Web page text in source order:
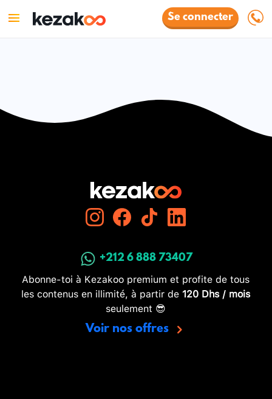
Se connecter
+212 6 888 73407
Abonne-toi à Kezakoo premium et profite de tous
les contenus en illimité, à partir de 120 Dhs / mois
seulement 😎
Voir nos offres